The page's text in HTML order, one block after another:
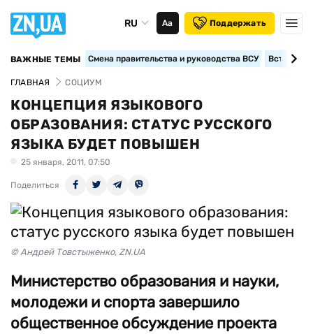
RU Аа Поддержать
ВАЖНЫЕ ТЕМЫ Смена правительства и руководства ВСУ
ГЛАВНАЯ СОЦИУМ
КОНЦЕПЦИЯ ЯЗЫКОВОГО
ОБРАЗОВАНИЯ: СТАТУС РУССКОГО
ЯЗЫКА БУДЕТ ПОВЫШЕН
25 января, 2011, 07:50
Поделиться
© Андрей Товстыженко, ZN.UA
Министерство образования и науки,
молодежи и спорта завершило
общественное обсуждение проекта